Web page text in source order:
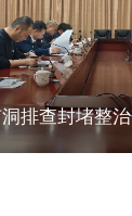
省安办废弃矿洞排查封堵整治 督导组莅临我市开展督导工作